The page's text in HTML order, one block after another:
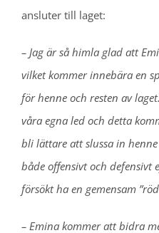
ansluter till laget:
– Jag är så himla glad att
vilket kommer innebära en
för henne och resten av
våra egna led och detta
bli lättare att slussa in
både offensivt och defensivt
försökt ha en gemensam
– Emina kommer att bidra